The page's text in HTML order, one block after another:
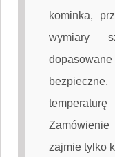
kominka,
wymiary
zajmie tylko